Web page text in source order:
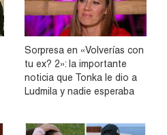
Sorpresa en «Volverías con
tu ex? 2»: la importante
noticia que Tonka le dio a
Ludmila y nadie esperaba